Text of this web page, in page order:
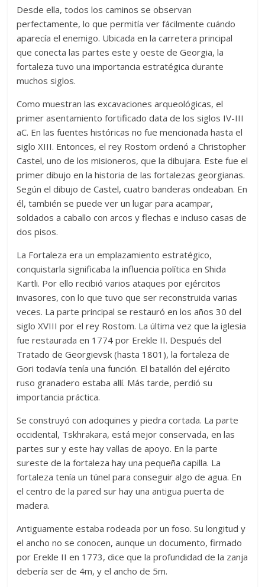
Desde ella, todos los caminos se observan
perfectamente, lo que permitía ver fácilmente cuándo
aparecía el enemigo. Ubicada en la carretera principal
que conecta las partes este y oeste de Georgia, la
fortaleza tuvo una importancia estratégica durante
muchos siglos.
Como muestran las excavaciones arqueológicas, el
primer asentamiento fortificado data de los siglos IV-III
aC. En las fuentes históricas no fue mencionada hasta el
siglo XIII. Entonces, el rey Rostom ordenó a Christopher
Castel, uno de los misioneros, que la dibujara. Este fue el
primer dibujo en la historia de las fortalezas georgianas.
Según el dibujo de Castel, cuatro banderas ondeaban. En
él, también se puede ver un lugar para acampar,
soldados a caballo con arcos y flechas e incluso casas de
dos pisos.
La Fortaleza era un emplazamiento estratégico,
conquistarla significaba la influencia política en Shida
Kartli. Por ello recibió varios ataques por ejércitos
invasores, con lo que tuvo que ser reconstruida varias
veces. La parte principal se restauró en los años 30 del
siglo XVIII por el rey Rostom. La última vez que la iglesia
fue restaurada en 1774 por Erekle II. Después del
Tratado de Georgievsk (hasta 1801), la fortaleza de
Gori todavía tenía una función. El batallón del ejército
ruso granadero estaba allí. Más tarde, perdió su
importancia práctica.
Se construyó con adoquines y piedra cortada. La parte
occidental, Tskhrakara, está mejor conservada, en las
partes sur y este hay vallas de apoyo. En la parte
sureste de la fortaleza hay una pequeña capilla. La
fortaleza tenía un túnel para conseguir algo de agua. En
el centro de la pared sur hay una antigua puerta de
madera.
Antiguamente estaba rodeada por un foso. Su longitud y
el ancho no se conocen, aunque un documento, firmado
por Erekle II en 1773, dice que la profundidad de la zanja
debería ser de 4m, y el ancho de 5m.